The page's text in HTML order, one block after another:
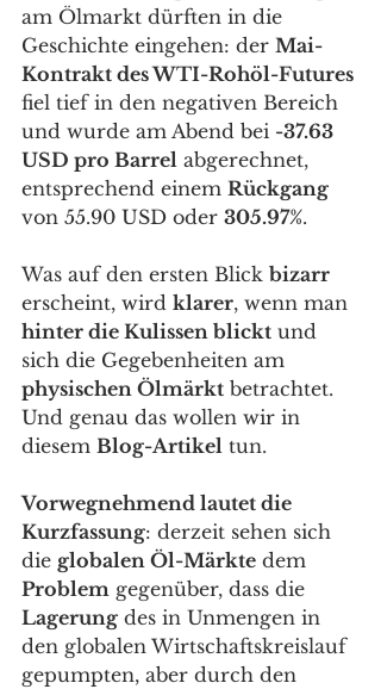
am Ölmarkt dürften in die
Geschichte eingehen: der Mai-
Kontrakt des WTI-Rohöl-Futures
fiel tief in den negativen Bereich
und wurde am Abend bei -37.63
USD pro Barrel abgerechnet,
entsprechend einem Rückgang
von 55.90 USD oder 305.97%.
Was auf den ersten Blick bizarr
erscheint, wird klarer, wenn man
hinter die Kulissen blickt und
sich die Gegebenheiten am
physischen Ölmärkt betrachtet.
Und genau das wollen wir in
diesem Blog-Artikel tun.
Vorwegnehmend lautet die
Kurzfassung: derzeit sehen sich
die globalen Öl-Märkte dem
Problem gegenüber, dass die
Lagerung des in Unmengen in
den globalen Wirtschaftskreislauf
gepumpten, aber durch den